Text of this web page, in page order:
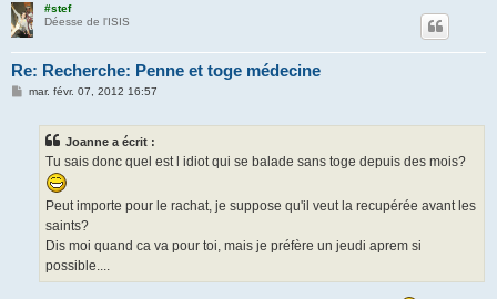
#stef
Déesse de l'ISIS
Re: Recherche: Penne et toge médecine
Mmar. févr. 07, 2012 16:57
Joanne a écrit :
Tu sais donc quel est l idiot qui se balade sans toge depuis des mois?
Peut importe pour le rachat, je suppose qu'il veut la recupérée avant les
saints?
Dis moi quand ca va pour toi, mais je préfère un jeudi aprem si
possible....